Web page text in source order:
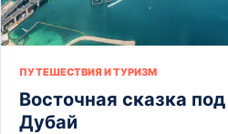
ПУТЕШЕСТВИЯ И ТУРИЗМ
Восточная сказка
Дубай